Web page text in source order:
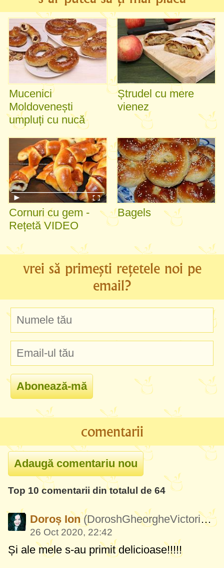
Mucenici
Moldovenești
umpluți cu nucă
Ștrudel cu mere
vienez
Cornuri cu gem -
Rețetă VIDEO
Bagels
vrei să primești rețetele noi pe
email?
comentarii
Top 10 comentarii din totalul de 64
Doroș Ion(DoroshGheorgheVictoria231)
26 Oct 2020, 22:42
Și ale mele s-au primit delicioase!!!!!